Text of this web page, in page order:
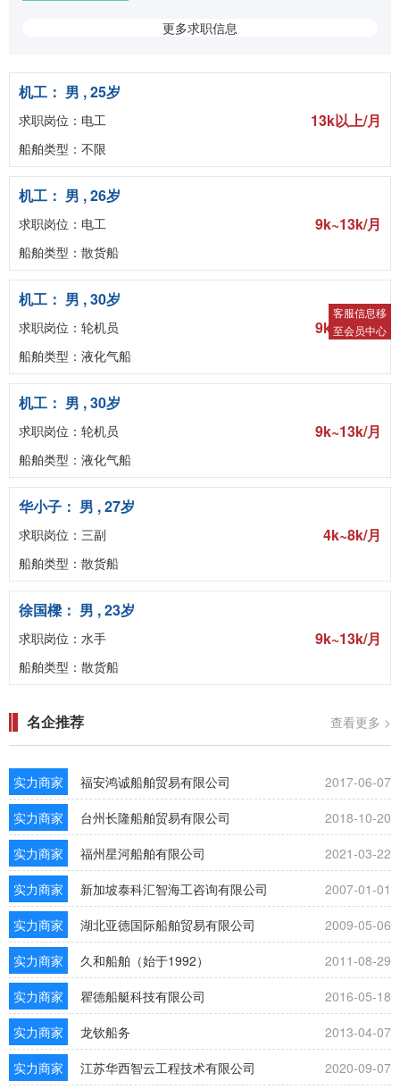
客服信息移
至会员中心
更多求职信息
机工： 男 , 25岁
求职岗位：电工 13k以上/月
船舶类型：不限
机工： 男 , 26岁
求职岗位：电工 9k~13k/月
船舶类型：散货船
机工： 男 , 30岁
求职岗位：轮机员 9k~13k/月
船舶类型：液化气船
机工： 男 , 30岁
求职岗位：轮机员 9k~13k/月
船舶类型：液化气船
华小子： 男 , 27岁
求职岗位：三副 4k~8k/月
船舶类型：散货船
徐国樑： 男 , 23岁
求职岗位：水手 9k~13k/月
船舶类型：散货船
名企推荐 查看更多 >
实力商家 福安鸿诚船舶贸易有限公司
2017-06-07
实力商家
台州长隆船舶贸易有限公司
2018-10-20
实力商家
福州星河船舶有限公司
2021-03-22
实力商家
新加坡泰科汇智海工咨询有限公司
2007-01-01
实力商家
湖北亚德国际船舶贸易有限公司
2009-05-06
实力商家
久和船舶（始于1992）
2011-08-29
实力商家
瞿德船艇科技有限公司
2016-05-18
实力商家
龙钦船务
2013-04-07
实力商家
江苏华西智云工程技术有限公司 2020-09-07